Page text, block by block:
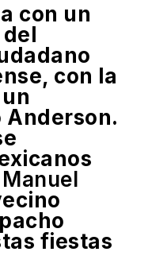
con un
con la
Anderson.
Manuel
fiestas